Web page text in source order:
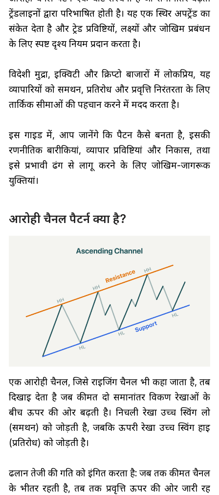
ट्रेंडलाइनों द्वारा परिभाषित होती है। यह एक स्थिर अपट्रेंड का
संकेत देता है और ट्रेड प्रविष्टियों, लक्ष्यों और जोखिम प्रबंधन
के लिए स्पष्ट दृश्य नियम प्रदान करता है।
विदेशी मुद्रा, इक्विटी और क्रिप्टो बाजारों में लोकप्रिय, यह
व्यापारियों को समर्थन, प्रतिरोध और प्रवृत्ति निरंतरता के लिए
तार्किक सीमाओं की पहचान करने में मदद करता है।
इस गाइड में, आप जानेंगे कि पैटर्न कैसे बनता है, इसकी
रणनीतिक बारीकियां, व्यापार प्रविष्टियां और निकास, तथा
इसे प्रभावी ढंग से लागू करने के लिए जोखिम-जागरूक
युक्तियां।
आरोही चैनल पैटर्न क्या है?
एक आरोही चैनल, जिसे राइजिंग चैनल भी कहा जाता है, तब
दिखाई देता है जब कीमत दो समानांतर विकर्ण रेखाओं के
बीच ऊपर की ओर बढ़ती है। निचली रेखा उच्च स्विंग लो
(समर्थन) को जोड़ती है, जबकि ऊपरी रेखा उच्च स्विंग हाई
(प्रतिरोध) को जोड़ती है।
ढलान तेजी की गति को इंगित करता है: जब तक कीमत चैनल
के भीतर रहती है, तब तक प्रवृत्ति ऊपर की ओर जारी रह